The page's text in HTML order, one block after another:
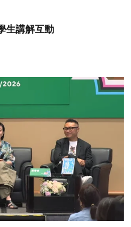
生講解互動